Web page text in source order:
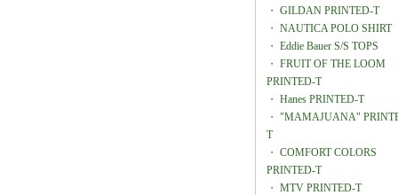
・ GILDAN PRINTED-T
・ NAUTICA POLO SHIRT
・ Eddie Bauer S/S TOPS
・ FRUIT OF THE LOOM
PRINTED-T
・ Hanes PRINTED-T
・ "MAMAJUANA"
T
・ COMFORT COLORS
PRINTED-T
・ MTV PRINTED-T